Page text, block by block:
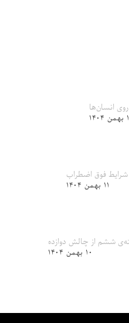
انسان‌ها
شرایط فوق اضطراب
۱۱ بهمن ۱۴۰۴
ششم از چالش دوازده
۱۰ بهمن ۱۴۰۴